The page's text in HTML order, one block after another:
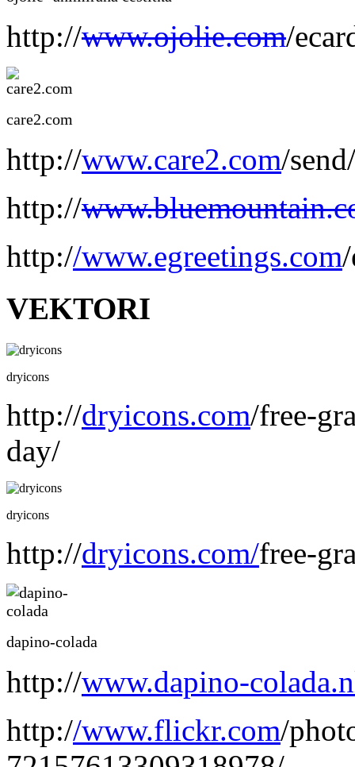
http://www.ojolie.com/
care2.com
http://www.care2.com/
http://
http://www.egreetings.com
VEKTORI
dryicons
http://dryicons.com/free-
day/
dryicons
http://dryicons.com/free-
dapino-colada
http://www.dapino-
http://www.flickr.com/